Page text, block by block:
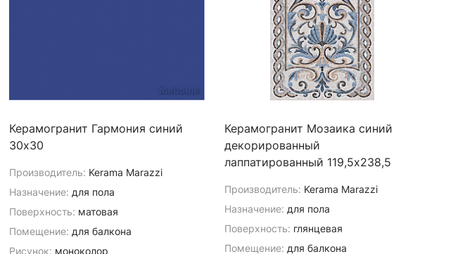
Керамогранит Гармония синий
30х30
Производитель: Kerama Marazzi
Назначение: для пола
Поверхность: матовая
Помещение: для балкона
Рисунок: моноколор
Керамогранит Мозаика синий
декорированный
лаппатированный 119,5х238,5
Производитель: Kerama Marazzi
Назначение: для пола
Поверхность: глянцевая
Помещение: для балкона